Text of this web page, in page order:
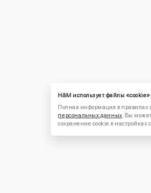
H&M использует файлы
Полная информация в правилах
персональных данных. Вы
сохранение cookie в настройках